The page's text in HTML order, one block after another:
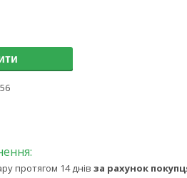
протягом 14 днів за рахунок